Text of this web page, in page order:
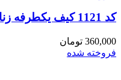
کد 1121 کیف یکطرفه زنانه جلو حلقه
360,000 تومان
فروخته شده